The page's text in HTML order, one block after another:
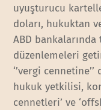
uyuşturucu
doları, hukuktan
ABD
düzenlemeleri
‘’vergi
hukuk yetkilisi,
cennetleri’ ve